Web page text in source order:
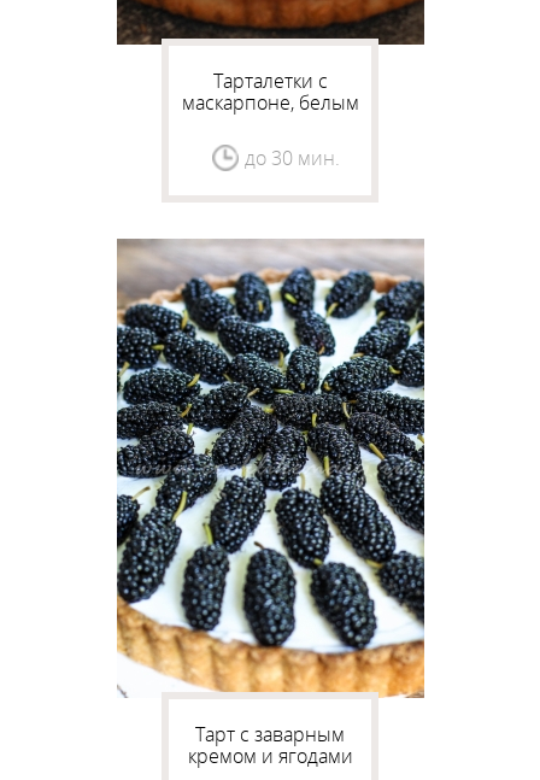
Тарталетки с
маскарпоне, белым
апельсина
до 30 мин.
Тарт с заварным
кремом и ягодами